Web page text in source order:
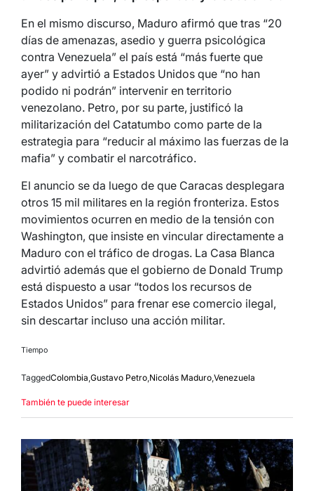
En el mismo discurso, Maduro afirmó que tras “20
días de amenazas, asedio y guerra psicológica
contra Venezuela” el país está “más fuerte que
ayer” y advirtió a Estados Unidos que “no han
podido ni podrán” intervenir en territorio
venezolano. Petro, por su parte, justificó la
militarización del Catatumbo como parte de la
estrategia para “reducir al máximo las fuerzas de la
mafia” y combatir el narcotráfico.
El anuncio se da luego de que Caracas desplegara
otros 15 mil militares en la región fronteriza. Estos
movimientos ocurren en medio de la tensión con
Washington, que insiste en vincular directamente a
Maduro con el tráfico de drogas. La Casa Blanca
advirtió además que el gobierno de Donald Trump
está dispuesto a usar “todos los recursos de
Estados Unidos” para frenar ese comercio ilegal,
sin descartar incluso una acción militar.
Tiempo
TaggedColombia,Gustavo Petro,Nicolás Maduro,Venezuela
También te puede interesar